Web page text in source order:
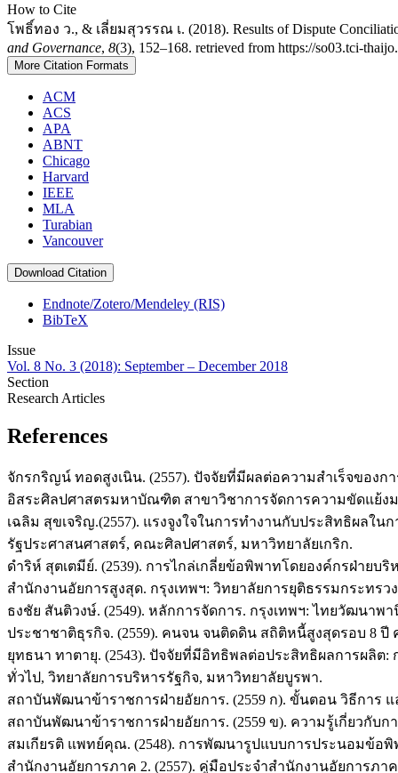
How to Cite
โพธิ์ทอง ว., & เลี่ยมสุวรรณ เ. (2018). Results of Dispute
and Governance, 8(3), 152–168. retrieved from https://so03.tci-
More Citation Formats
ACM
ACS
APA
ABNT
Chicago
Harvard
IEEE
MLA
Turabian
Vancouver
Download Citation
Endnote/Zotero/Mendeley (RIS)
BibTeX
Issue
Vol. 8 No. 3 (2018): September – December 2018
Section
Research Articles
References
จักรกริญน์ ทอดสูงเนิน. (2557). ปัจจัยที่มีผลต่อความสำเร็จขอ
อิสระศิลปศาสตรมหาบัณฑิต สาขาวิชาการจัดการความขัดแย้ง
เฉลิม สุขเจริญ.(2557). แรงจูงใจในการทำงานกับประสิทธิผล
รัฐประศาสนศาสตร์, คณะศิลปศาสตร์, มหาวิทยาลัยเกริก.
ดำริห์ สุตเตมีย์. (2539). การไกล่เกลี่ยข้อพิพาทโดยองค์กรฝ่า
สำนักงานอัยการสูงสุด. กรุงเทพฯ: วิทยาลัยการยุติธรรมกระทรว
ธงชัย สันติวงษ์. (2549). หลักการจัดการ. กรุงเทพฯ: ไทยวัฒนาพ
ประชาชาติธุรกิจ. (2559). คนจน จนติดดิน สถิติหนี้สูงสุดรอบ 8 ปี คน
ยุทธนา ทาตายุ. (2543). ปัจจัยที่มีอิทธิพลต่อประสิทธิผลการผลิ
ทั่วไป, วิทยาลัยการบริหารรัฐกิจ, มหาวิทยาลัยบูรพา.
สถาบันพัฒนาข้าราชการฝ่ายอัยการ. (2559 ก). ขั้นตอน วิธีการ
สถาบันพัฒนาข้าราชการฝ่ายอัยการ. (2559 ข). ความรู้เกี่ยวกับ
สมเกียรติ แพทย์คุณ. (2548). การพัฒนารูปแบบการประนอมข้
สำนักงานอัยการภาค 2. (2557). คู่มือประจำสำนักงานอัยการภา